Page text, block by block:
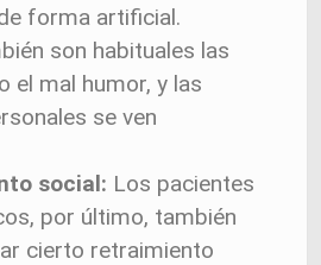
forma artificial.
son habituales las
el mal humor, y las
se ven
social: Los pacientes
por último, también
cierto retraimiento